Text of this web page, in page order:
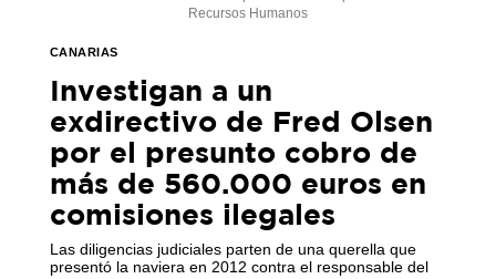
Recursos Humanos
CANARIAS
Investigan a un
exdirectivo de Fred Olsen
por el presunto cobro de
más de 560.000 euros en
comisiones ilegales
Las diligencias judiciales parten de una querella que
presentó la naviera en 2012 contra el responsable del